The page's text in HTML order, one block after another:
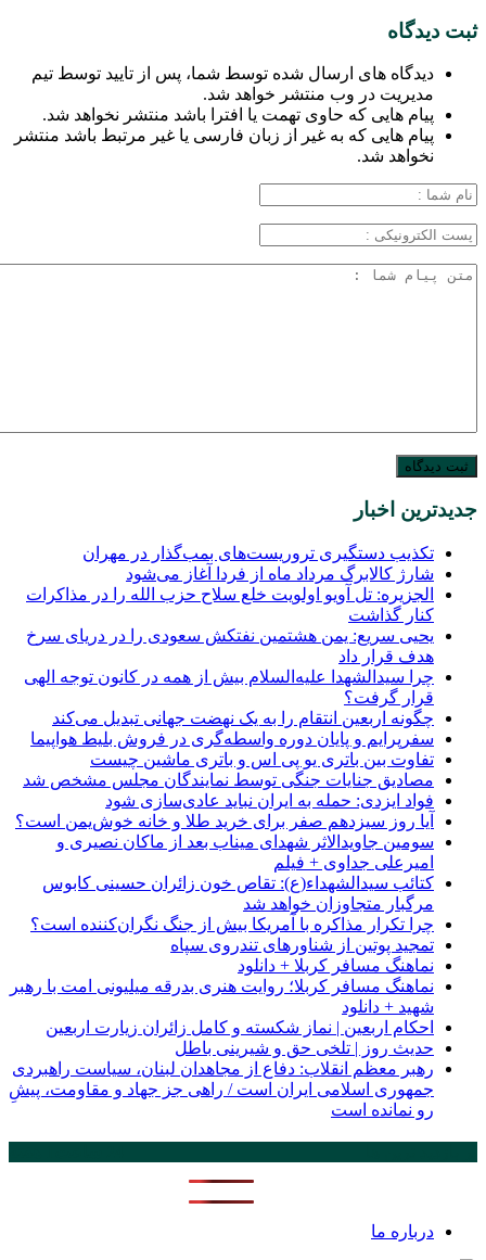
ثبت دیدگاه
دیدگاه های ارسال شده توسط شما، پس از تایید توسط تیم
مدیریت در وب منتشر خواهد شد.
پیام هایی که حاوی تهمت یا افترا باشد منتشر نخواهد شد.
پیام هایی که به غیر از زبان فارسی یا غیر مرتبط باشد منتشر
نخواهد شد.
جدیدترین اخبار
تکذیب دستگیری تروریست‌های بمب‌گذار در مهران
شارژ کالابرگ مرداد ماه از فردا آغاز می‌شود
الجزیره: تل آویو اولویت خلع سلاح حزب الله را در مذاکرات
کنار گذاشت
یحیی سریع: یمن هشتمین نفتکش سعودی را در دریای سرخ
هدف قرار داد
چرا سیدالشهدا علیه‌السلام بیش از همه در کانون توجه الهی
قرار گرفت؟
چگونه اربعین انتقام را به یک نهضت جهانی تبدیل می‌کند
سفرپرایم و پایان دوره واسطه‌گری در فروش بلیط هواپیما
تفاوت بین باتری یو پی اس و باتری ماشین چیست
مصادیق جنایات جنگی توسط نمایندگان مجلس مشخص شد
فواد ایزدی: حمله به ایران نباید عادی‌سازی شود
آیا روز سیزدهم صفر برای خرید طلا و خانه خوش‌یمن است؟
سومین جاویدالاثر شهدای میناب بعد از ماکان نصیری و
امیرعلی جداوی + فیلم
کتائب سیدالشهداء(ع): تقاص خون زائران حسینی کابوس
مرگبار متجاوزان خواهد شد
چرا تکرار مذاکره با آمریکا بیش از جنگ نگران‌کننده است؟
تمجید پوتین از شناورهای تندروی سپاه
نماهنگ مسافر کربلا + دانلود
نماهنگ مسافر کربلا؛ روایت هنری بدرقه میلیونی امت با رهبر
شهید + دانلود
احکام اربعین | نماز شکسته و کامل زائران زیارت اربعین
حدیث روز | تلخی حق و شیرینی باطل
رهبر معظم انقلاب: دفاع از مجاهدان لبنان، سیاست راهبردی
جمهوری اسلامی ایران است / راهی جز جهاد و مقاومت، پیشِ
‌رو نمانده است
درباره ما